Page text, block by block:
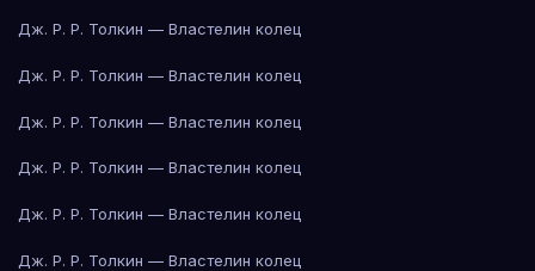
Дж. Р. Р. Толкин — Властелин колец
Дж. Р. Р. Толкин — Властелин колец
Дж. Р. Р. Толкин — Властелин колец
Дж. Р. Р. Толкин — Властелин колец
Дж. Р. Р. Толкин — Властелин колец
Дж. Р. Р. Толкин — Властелин колец